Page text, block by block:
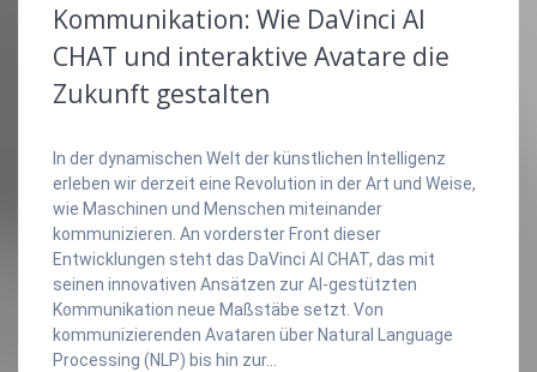
Kommunikation: Wie DaVinci AI
CHAT und interaktive Avatare die
Zukunft gestalten
In der dynamischen Welt der künstlichen Intelligenz
erleben wir derzeit eine Revolution in der Art und Weise,
wie Maschinen und Menschen miteinander
kommunizieren. An vorderster Front dieser
Entwicklungen steht das DaVinci AI CHAT, das mit
seinen innovativen Ansätzen zur AI-gestützten
Kommunikation neue Maßstäbe setzt. Von
kommunizierenden Avataren über Natural Language
Processing (NLP) bis hin zur…